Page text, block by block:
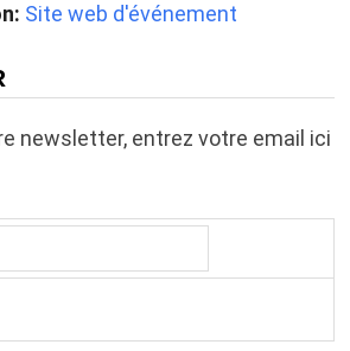
Site web d'événement
newsletter, entrez votre email ici